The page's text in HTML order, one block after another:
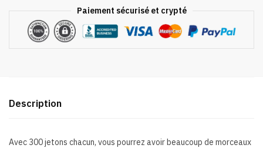
Paiement sécurisé et crypté
Description
Avec 300 jetons chacun, vous pourrez avoir beaucoup de morceaux